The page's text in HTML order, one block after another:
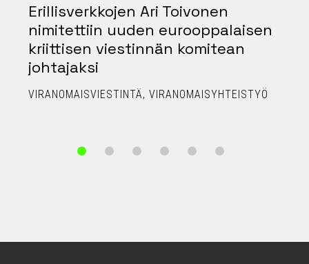
Erillisverkkojen Ari Toivonen
nimitettiin uuden eurooppalaisen
kriittisen viestinnän komitean
johtajaksi
VIRANOMAISVIESTINTÄ VIRANOMAISYHTEISTYÖ